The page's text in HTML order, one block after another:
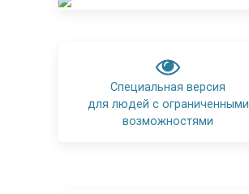
Специальная версия
для людей с ограниченными
возможностями